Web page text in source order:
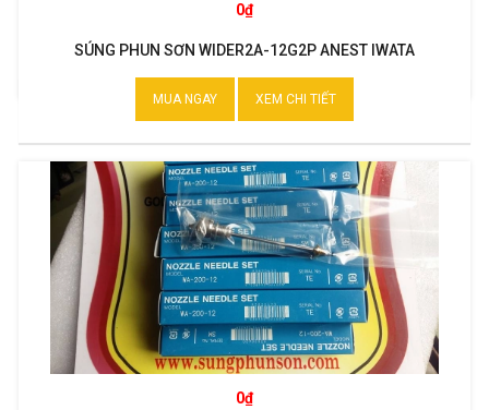
0₫
SÚNG PHUN SƠN WIDER2A-12G2P ANEST IWATA
MUA NGAY XEM CHI TIẾT
0₫